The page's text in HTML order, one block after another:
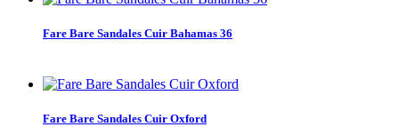
Fare Bare Sandales Cuir Bahamas 36
Fare Bare Sandales Cuir Oxford